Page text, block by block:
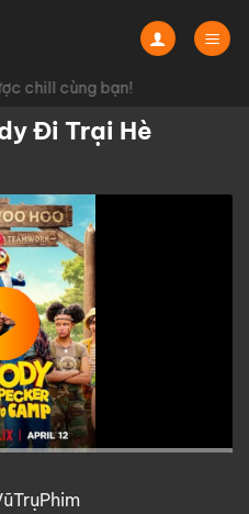
chill cùng bạn!
Đi Trại Hè